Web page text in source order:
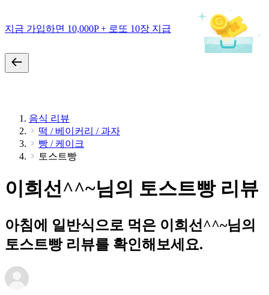
지금 가입하면 10,000P + 로또 10장 지급
음식 리뷰
떡 / 베이커리 / 과자
빵 / 케이크
토스트빵
이희선^^~님의 토스트빵 리뷰
아침에 일반식으로 먹은 이희선^^~님의
토스트빵 리뷰를 확인해보세요.